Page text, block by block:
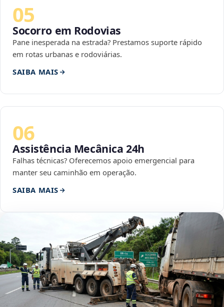
05
Socorro em Rodovias
Pane inesperada na estrada? Prestamos suporte rápido
em rotas urbanas e rodoviárias.
SAIBA MAIS
06
Assistência Mecânica 24h
Falhas técnicas? Oferecemos apoio emergencial para
manter seu caminhão em operação.
SAIBA MAIS